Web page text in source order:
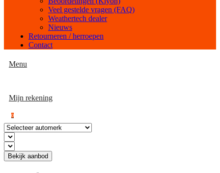
Veel gestelde vragen (FAQ)
Weathertech dealer
Nieuws
Retourneren / herroepen
Contact
Menu
Mijn rekening
0
Bekijk aanbod